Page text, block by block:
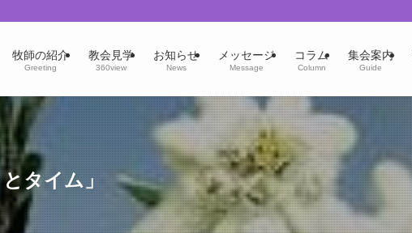
牧師の紹介
Greeting
教会見学
360view
お知らせ
News
メッセージ
Message
コラム
Column
集会案内
Guide
タイム」